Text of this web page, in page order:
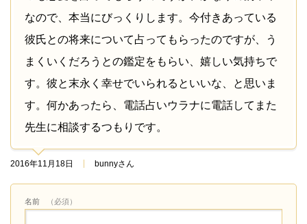
なので、本当にびっくりします。今付きあっている
彼氏との将来について占ってもらったのですが、う
まくいくだろうとの鑑定をもらい、嬉しい気持ちで
す。彼と末永く幸せでいられるといいな、と思いま
す。何かあったら、電話占いウラナに電話してまた
先生に相談するつもりです。
2016年11月18日 bunnyさん
名前 （必須）